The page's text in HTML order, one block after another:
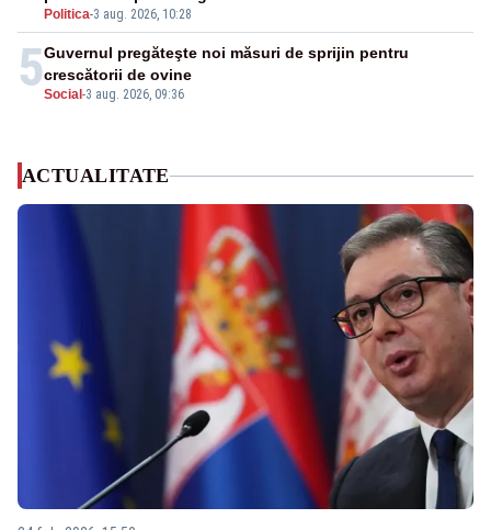
Politica-3 aug. 2026, 10:28
5Social -3 aug. 2026, 09:36
Guvernul pregăteşte noi măsuri de sprijin pentru
crescătorii de ovine
ACTUALITATE